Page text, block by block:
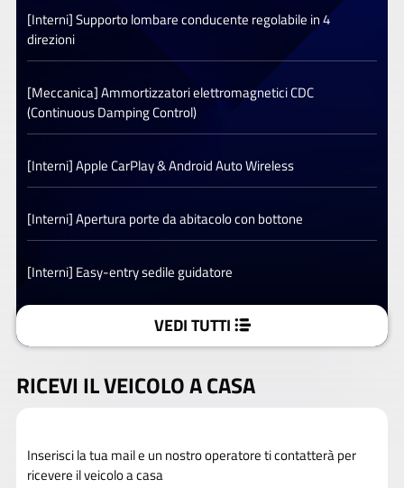
[Interni] Supporto lombare conducente regolabile in 4
direzioni
[Meccanica] Ammortizzatori elettromagnetici CDC
(Continuous Damping Control)
[Interni] Apple CarPlay & Android Auto Wireless
[Interni] Apertura porte da abitacolo con bottone
[Interni] Easy-entry sedile guidatore
VEDI TUTTI
RICEVI IL VEICOLO A CASA
Inserisci la tua mail e un nostro operatore ti contatterà per
ricevere il veicolo a casa